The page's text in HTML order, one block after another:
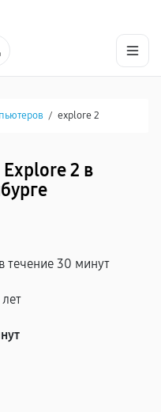
/ explore 2
2 в
в течение 30 минут